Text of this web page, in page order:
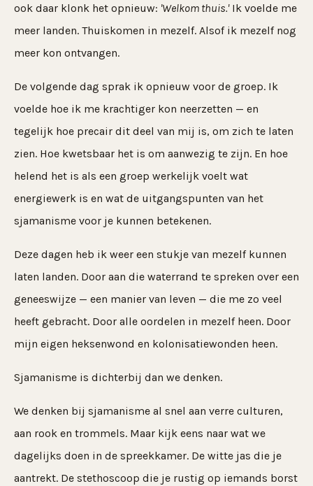
ook daar klonk het opnieuw: 'Welkom thuis.'Ik voelde me
meer landen. Thuiskomen in mezelf. Alsof ik mezelf nog
meer kon ontvangen.
De volgende dag sprak ik opnieuw voor de groep. Ik
voelde hoe ik me krachtiger kon neerzetten — en
tegelijk hoe precair dit deel van mij is, om zich te laten
zien. Hoe kwetsbaar het is om aanwezig te zijn. En hoe
helend het is als een groep werkelijk voelt wat
energiewerk is en wat de uitgangspunten van het
sjamanisme voor je kunnen betekenen.
Deze dagen heb ik weer een stukje van mezelf kunnen
laten landen. Door aan die waterrand te spreken over een
geneeswijze — een manier van leven — die me zo veel
heeft gebracht. Door alle oordelen in mezelf heen. Door
mijn eigen heksenwond en kolonisatiewonden heen.
Sjamanisme is dichterbij dan we denken.
We denken bij sjamanisme al snel aan verre culturen,
aan rook en trommels. Maar kijk eens naar wat we
dagelijks doen in de spreekkamer. De witte jas die je
aantrekt. De stethoscoop die je rustig op iemands borst